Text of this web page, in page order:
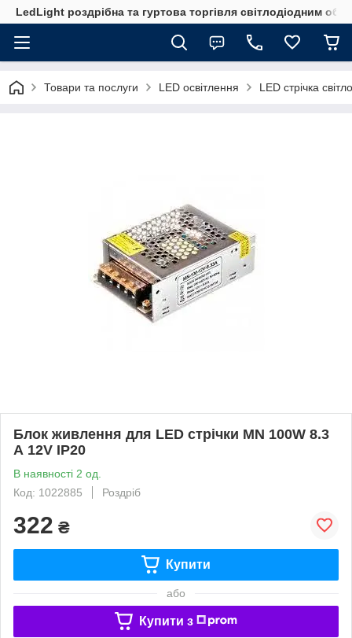
LedLight роздрiбна та гуртова торгiвля свiтлодiодним
Товари та послуги LED освітлення LED стрічка
Блок живлення для LED стрічки MN 100W 8.3
А 12V IP20
В наявності 2 од.
Код: 1022885
Роздріб
322 ₴
Купити
або
Купити з